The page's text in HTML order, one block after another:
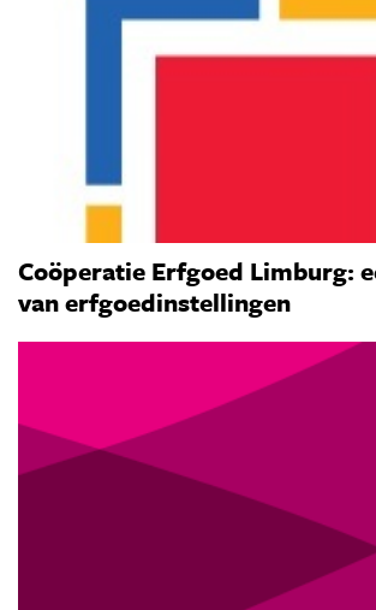
Coöperatie Erfgoed Limburg:
van erfgoedinstellingen